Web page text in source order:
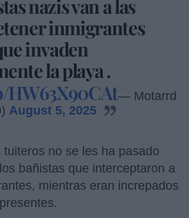
nazis van a las
inmigrantes
invaden
la playa .
HW63X90CAt— Motarrd
August 5, 2025
no se les ha pasado
bañistas que interceptaron a
mientras eran increpados